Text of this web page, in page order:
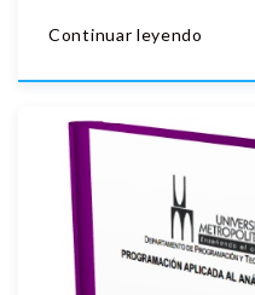
Continuar leyendo